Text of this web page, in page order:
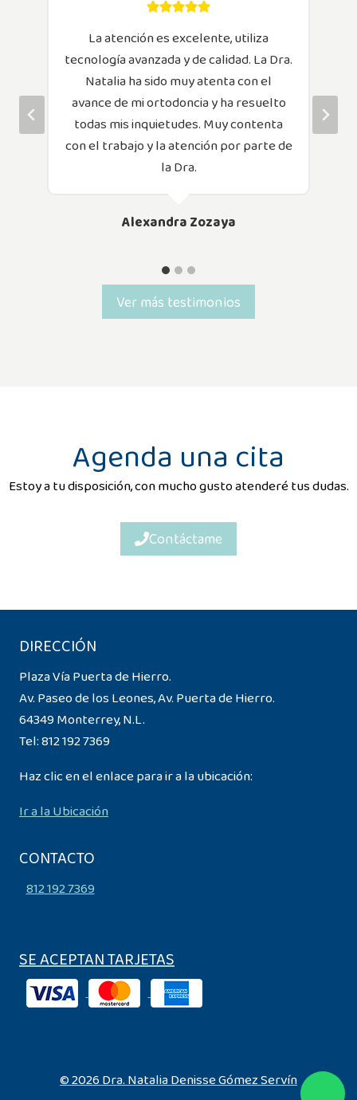
La atención es excelente, utiliza
tecnología avanzada y de calidad. La Dra.
Natalia ha sido muy atenta con el
avance de mi ortodoncia y ha resuelto
todas mis inquietudes. Muy contenta
con el trabajo y la atención por parte de
la Dra.
Alexandra Zozaya
Ver más testimonios
Agenda una cita
Estoy a tu disposición, con mucho gusto atenderé tus dudas.
Contáctame
DIRECCIÓN
Plaza Vía Puerta de Hierro.
Av. Paseo de los Leones, Av. Puerta de Hierro.
64349 Monterrey, N.L.
Tel:812 192 7369
Haz clic en el enlace para ir a la ubicación:
Ir a la Ubicación
CONTACTO
812 192 7369
SE ACEPTAN TARJETAS
© 2026 Dra. Natalia Denisse Gómez Servín